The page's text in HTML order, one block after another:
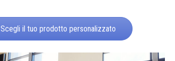
Scegli il tuo prodotto personalizzato